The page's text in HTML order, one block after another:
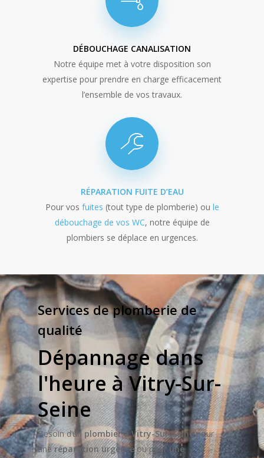
DÉBOUCHAGE CANALISATION
Notre équipe met à votre disposition son
expertise pour prendre en charge efficacement
l’ensemble de vos travaux.
RÉPARATION FUITE D’EAU
Pour vos fuites (tout type de plomberie) ou le
débouchage de vos WC, notre équipe de
plombiers se déplace en urgences.
Services de plomberie de
qualité
Dépannage dans
l'heure à Vitry-Sur-
Seine
Besoin d’unplombier à Vitry-Sur-Seinepour
uneréparation urgenteou pour une